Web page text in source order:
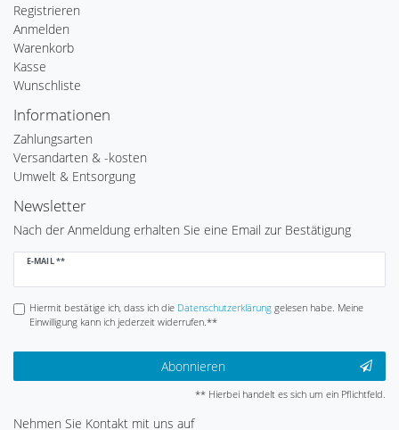
Registrieren
Anmelden
Warenkorb
Kasse
Wunschliste
Informationen
Zahlungsarten
Versandarten & -kosten
Umwelt & Entsorgung
Newsletter
Nach der Anmeldung erhalten Sie eine Email zur Bestätigung
E-MAIL **
Newsletter
Hiermit bestätige ich, dass ich die Daten­schutz­erklärunggelesen habe. Meine
Einwilligung kann ich jederzeit widerrufen.**
Abonnieren
** Hierbei handelt es sich um ein Pflichtfeld.
Nehmen Sie Kontakt mit uns auf